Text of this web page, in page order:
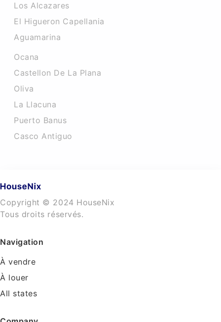
Los Alcazares
El Higueron Capellania
Aguamarina
Ocana
Castellon De La Plana
Oliva
La Llacuna
Puerto Banus
Casco Antiguo
Copyright © 2024 HouseNix
Tous droits réservés.
Navigation
À vendre
À louer
All states